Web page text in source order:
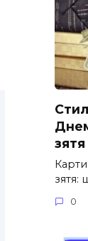
зятя
зятя:
0